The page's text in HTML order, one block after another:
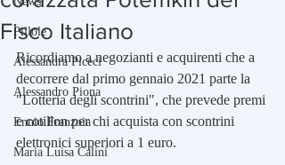
Pillole
Alessandra Piceci
Alessandro Piona
Ennio Franzoia
Maria Luisa Calini
Fisco Italiano
Ricordiamo a negozianti e acquirenti che a
decorrere dal primo gennaio 2021 parte la
"Lotteria degli scontrini", che prevede premi
e cotillon per chi acquista con scontrini
elettronici superiori a 1 euro.